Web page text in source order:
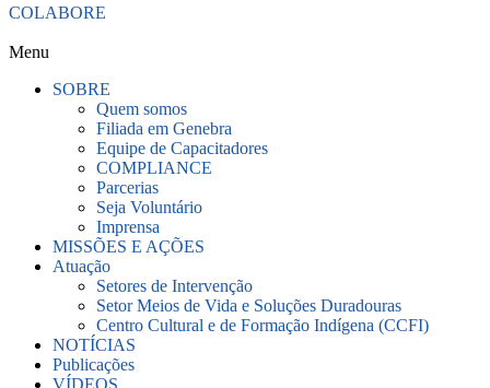
COLABORE
Menu
SOBRE
Quem somos
Filiada em Genebra
Equipe de Capacitadores
COMPLIANCE
Parcerias
Seja Voluntário
Imprensa
MISSÕES E AÇÕES
Atuação
Setores de Intervenção
Setor Meios de Vida e Soluções Duradouras
Centro Cultural e de Formação Indígena (CCFI)
NOTÍCIAS
Publicações
VÍDEOS